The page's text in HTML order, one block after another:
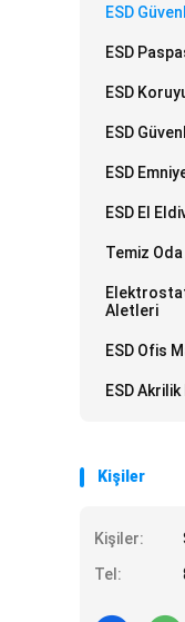
ESD
ESD
ESD
ESD
ESD
ESD El
Temiz Oda
Aletleri
ESD Ofis
ESD Akrilik
Kişiler
Kişiler:
Tel: